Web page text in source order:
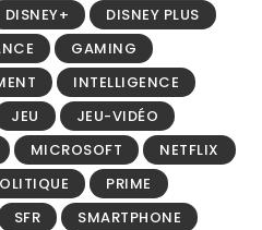
DISNEY+
DISNEY PLUS
GAMING
INTELLIGENCE
JEU
JEU-VIDÉO
MICROSOFT
NETFLIX
PRIME
SFR
SMARTPHONE